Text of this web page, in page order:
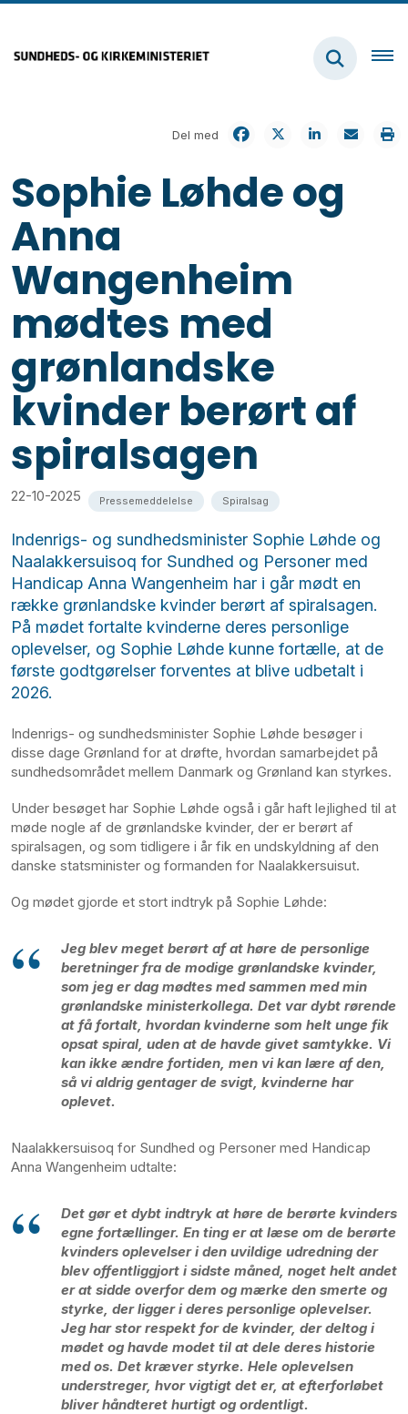
Del med
Sophie Løhde og
Anna
Wangenheim
mødtes med
grønlandske
kvinder berørt af
spiralsagen
22-10-2025 Pressemeddelelse Spiralsag
Indenrigs- og sundhedsminister Sophie Løhde og
Naalakkersuisoq for Sundhed og Personer med
Handicap Anna Wangenheim har i går mødt en
række grønlandske kvinder berørt af spiralsagen.
På mødet fortalte kvinderne deres personlige
oplevelser, og Sophie Løhde kunne fortælle, at de
første godtgørelser forventes at blive udbetalt i
2026.
Indenrigs- og sundhedsminister Sophie Løhde besøger i
disse dage Grønland for at drøfte, hvordan samarbejdet på
sundhedsområdet mellem Danmark og Grønland kan styrkes.
Under besøget har Sophie Løhde også i går haft lejlighed til at
møde nogle af de grønlandske kvinder, der er berørt af
spiralsagen, og som tidligere i år fik en undskyldning af den
danske statsminister og formanden for Naalakkersuisut.
Og mødet gjorde et stort indtryk på Sophie Løhde:
Jeg blev meget berørt af at høre de personlige
beretninger fra de modige grønlandske kvinder,
som jeg er dag mødtes med sammen med min
grønlandske ministerkollega. Det var dybt rørende
at få fortalt, hvordan kvinderne som helt unge fik
opsat spiral, uden at de havde givet samtykke. Vi
kan ikke ændre fortiden, men vi kan lære af den,
så vi aldrig gentager de svigt, kvinderne har
oplevet.
Naalakkersuisoq for Sundhed og Personer med Handicap
Anna Wangenheim udtalte:
Det gør et dybt indtryk at høre de berørte kvinders
egne fortællinger. En ting er at læse om de berørte
kvinders oplevelser i den uvildige udredning der
blev offentliggjort i sidste måned, noget helt andet
er at sidde overfor dem og mærke den smerte og
styrke, der ligger i deres personlige oplevelser.
Jeg har stor respekt for de kvinder, der deltog i
mødet og havde modet til at dele deres historie
med os. Det kræver styrke. Hele oplevelsen
understreger, hvor vigtigt det er, at efterforløbet
bliver håndteret hurtigt og ordentligt.